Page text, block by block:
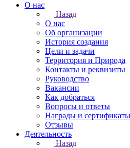
О нас
Назад
О нас
Об организации
История создания
Цели и задачи
Территория и Природа
Контакты и реквизиты
Руководство
Вакансии
Как добраться
Вопросы и ответы
Награды и сертификаты
Отзывы
Деятельность
Назад